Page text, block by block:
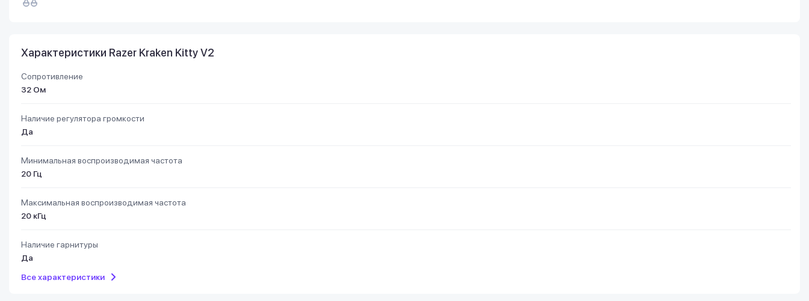
Характеристики Razer Kraken Kitty V2
Сопротивление
32 Ом
Наличие регулятора громкости
Да
Минимальная воспроизводимая частота
20 Гц
Максимальная воспроизводимая частота
20 кГц
Наличие гарнитуры
Да
Все характеристики